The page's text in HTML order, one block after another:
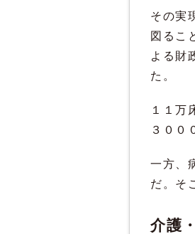
その実
図るこ
よる財
た。
１１万
３００
一方、
だ。そ
介護